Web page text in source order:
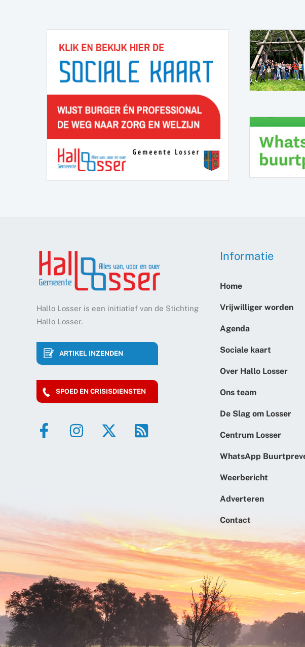
Hallo Losser is een initiatief van de Stichting
Hallo Losser.
ARTIKEL INZENDEN
SPOED EN CRISISDIENSTEN
Informatie
Home
Vrijwilliger worden
Agenda
Sociale kaart
Over Hallo Losser
Ons team
De Slag om Losser
Centrum Losser
WhatsApp
Weerbericht
Adverteren
Contact